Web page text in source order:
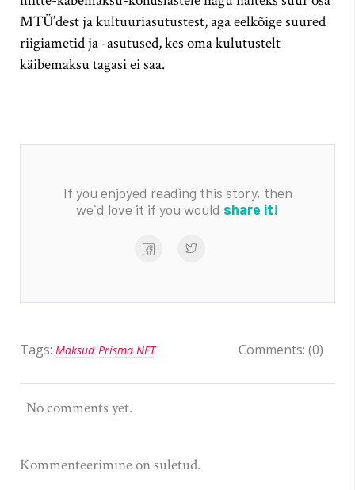
MTÜ’dest ja kultuuriasutustest, aga eelkõige suured
riigiametid ja -asutused, kes oma kulutustelt
käibemaksu tagasi ei saa.
If you enjoyed reading this story, then
we`d love it if you would share it!
Tags: Maksud Prisma NET Comments: (0)
No comments yet.
Kommenteerimine on suletud.